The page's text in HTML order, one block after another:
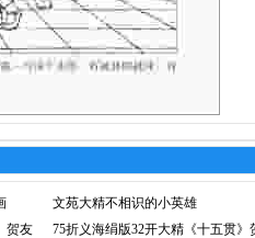
文苑大精不相识的小英雄
贺友
75折义海绢版32开大精《十五贯》